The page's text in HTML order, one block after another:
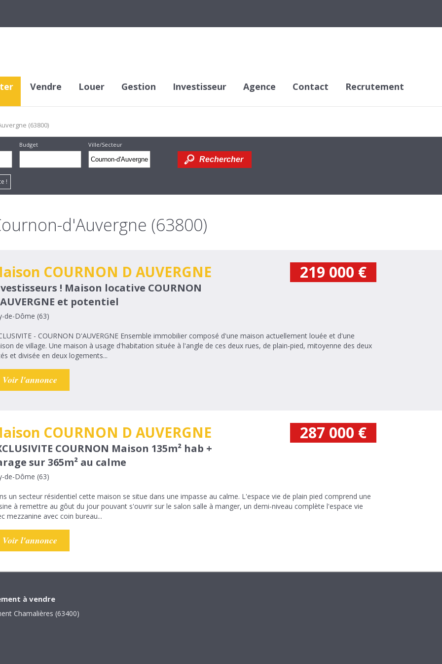
Vendre Louer Gestion Investisseur Agence Contact Recrutement
(63800)
Budget Ville/Secteur
sur la
!
d'Auvergne (63800)
COURNON D AUVERGNE
! Maison locative COURNON
et potentiel
de-Dôme (63)
- COURNON D'AUVERGNE Ensemble immobilier composé d'une maison actuellement louée et d'une
de village. Une maison à usage d'habitation située à l'angle de ces deux rues, de plain-pied, mitoyenne des deux
et divisée en deux logements...
219 000 €
Voir l'annonce
COURNON D AUVERGNE
COURNON Maison 135m² hab +
sur 365m² au calme
de-Dôme (63)
un secteur résidentiel cette maison se situe dans une impasse au calme. L'espace vie de plain pied comprend une
à remettre au gôut du jour pouvant s'ouvrir sur le salon salle à manger, un demi-niveau complète l'espace vie
mezzanine avec coin bureau...
287 000 €
Voir l'annonce
à vendre
Chamalières (63400)